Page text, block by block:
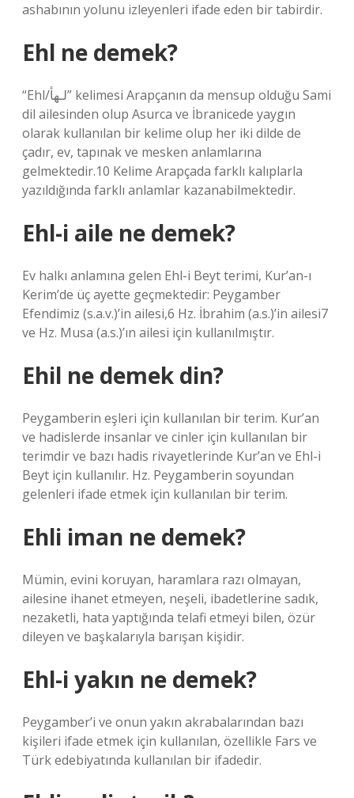
ashabının yolunu izleyenleri ifade eden bir tabirdir.
Ehl ne demek?
“Ehl/لـهأ” kelimesi Arapçanın da mensup olduğu Sami
dil ailesinden olup Asurca ve İbranicede yaygın
olarak kullanılan bir kelime olup her iki dilde de
çadır, ev, tapınak ve mesken anlamlarına
gelmektedir.10 Kelime Arapçada farklı kalıplarla
yazıldığında farklı anlamlar kazanabilmektedir.
Ehl-i aile ne demek?
Ev halkı anlamına gelen Ehl-i Beyt terimi, Kur’an-ı
Kerim’de üç ayette geçmektedir: Peygamber
Efendimiz (s.a.v.)’in ailesi,6 Hz. İbrahim (a.s.)’in ailesi7
ve Hz. Musa (a.s.)’ın ailesi için kullanılmıştır.
Ehil ne demek din?
Peygamberin eşleri için kullanılan bir terim. Kur’an
ve hadislerde insanlar ve cinler için kullanılan bir
terimdir ve bazı hadis rivayetlerinde Kur’an ve Ehl-i
Beyt için kullanılır. Hz. Peygamberin soyundan
gelenleri ifade etmek için kullanılan bir terim.
Ehli iman ne demek?
Mümin, evini koruyan, haramlara razı olmayan,
ailesine ihanet etmeyen, neşeli, ibadetlerine sadık,
nezaketli, hata yaptığında telafi etmeyi bilen, özür
dileyen ve başkalarıyla barışan kişidir.
Ehl-i yakın ne demek?
Peygamber’i ve onun yakın akrabalarından bazı
kişileri ifade etmek için kullanılan, özellikle Fars ve
Türk edebiyatında kullanılan bir ifadedir.